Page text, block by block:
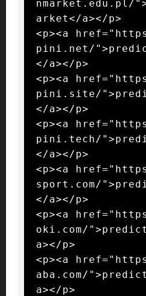
nmarket.edu.pl/
arket</a></p>
<p><a
pini.net/
</a></p>
<p><a
pini.site/
</a></p>
<p><a
pini.tech/
</a></p>
<p><a
sport.com/
</a></p>
<p><a
oki.com/
a></p>
<p><a
aba.com/
a></p>